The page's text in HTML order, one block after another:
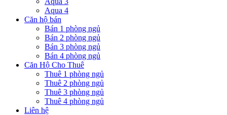
Aqua 4
Căn hộ bán
Bán 1 phòng ngủ
Bán 2 phòng ngủ
Bán 3 phòng ngủ
Bán 4 phòng ngủ
Căn Hộ Cho Thuê
Thuê 1 phòng ngủ
Thuê 2 phòng ngủ
Thuê 3 phòng ngủ
Thuê 4 phòng ngủ
Liên hệ